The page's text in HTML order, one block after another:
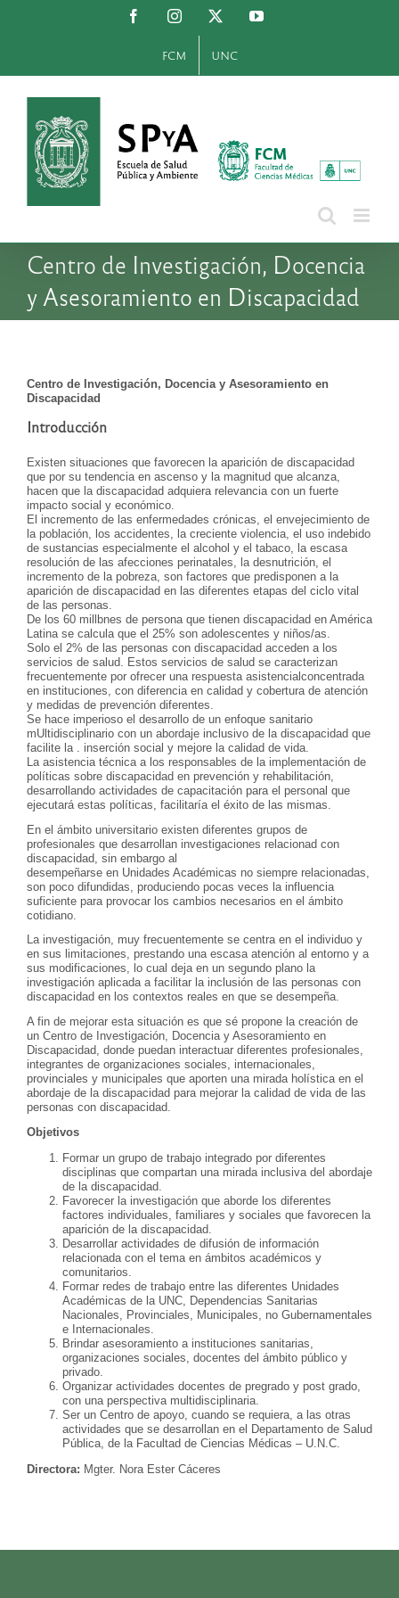
FacebookInstagram YouTube
FCM UNC
Centro de Investigación, Docencia
y Asesoramiento en Discapacidad
Centro de Investigación, Docencia y Asesoramiento en
Discapacidad
Introducción
Existen situaciones que favorecen la aparición de discapacidad
que por su tendencia en ascenso y la magnitud que alcanza,
hacen que la discapacidad adquiera relevancia con un fuerte
impacto social y económico.
El incremento de las enfermedades crónicas, el envejecimiento de
la población, los accidentes, la creciente violencia, el uso indebido
de sustancias especialmente el alcohol y el tabaco, la escasa
resolución de las afecciones perinatales, la desnutrición, el
incremento de la pobreza, son factores que predisponen a la
aparición de discapacidad en las diferentes etapas del ciclo vital
de las personas.
De los 60 millbnes de persona que tienen discapacidad en América
Latina se calcula que el 25% son adolescentes y niños/as.
Solo el 2% de las personas con discapacidad acceden a los
servicios de salud. Estos servicios de salud se caracterizan
frecuentemente por ofrecer una respuesta asistencialconcentrada
en instituciones, con diferencia en calidad y cobertura de atención
y medidas de prevención diferentes.
Se hace imperioso el desarrollo de un enfoque sanitario
mUltidisciplinario con un abordaje inclusivo de la discapacidad que
facilite la . inserción social y mejore la calidad de vida.
La asistencia técnica a los responsables de la implementación de
políticas sobre discapacidad en prevención y rehabilitación,
desarrollando actividades de capacitación para el personal que
ejecutará estas políticas, facilitaría el éxito de las mismas.
En el ámbito universitario existen diferentes grupos de
profesionales que desarrollan investigaciones relacionad con
discapacidad, sin embargo al
desempeñarse en Unidades Académicas no siempre relacionadas,
son poco difundidas, produciendo pocas veces la influencia
suficiente para provocar los cambios necesarios en el ámbito
cotidiano.
La investigación, muy frecuentemente se centra en el individuo y
en sus limitaciones, prestando una escasa atención al entorno y a
sus modificaciones, lo cual deja en un segundo plano la
investigación aplicada a facilitar la inclusión de las personas con
discapacidad en los contextos reales en que se desempeña.
A fin de mejorar esta situación es que sé propone la creación de
un Centro de Investigación, Docencia y Asesoramiento en
Discapacidad, donde puedan interactuar diferentes profesionales,
integrantes de organizaciones sociales, internacionales,
provinciales y municipales que aporten una mirada holística en el
abordaje de la discapacidad para mejorar la calidad de vida de las
personas con discapacidad.
Objetivos
Formar un grupo de trabajo integrado por diferentes
disciplinas que compartan una mirada inclusiva del abordaje
de la discapacidad.
Favorecer la investigación que aborde los diferentes
factores individuales, familiares y sociales que favorecen la
aparición de la discapacidad.
Desarrollar actividades de difusión de información
relacionada con el tema en ámbitos académicos y
comunitarios.
Formar redes de trabajo entre las diferentes Unidades
Académicas de la UNC, Dependencias Sanitarias
Nacionales, Provinciales, Municipales, no Gubernamentales
e Internacionales.
Brindar asesoramiento a instituciones sanitarias,
organizaciones sociales, docentes del ámbito público y
privado.
Organizar actividades docentes de pregrado y post grado,
con una perspectiva multidisciplinaria.
Ser un Centro de apoyo, cuando se requiera, a las otras
actividades que se desarrollan en el Departamento de Salud
Pública, de la Facultad de Ciencias Médicas – U.N.C.
Directora: Mgter. Nora Ester Cáceres